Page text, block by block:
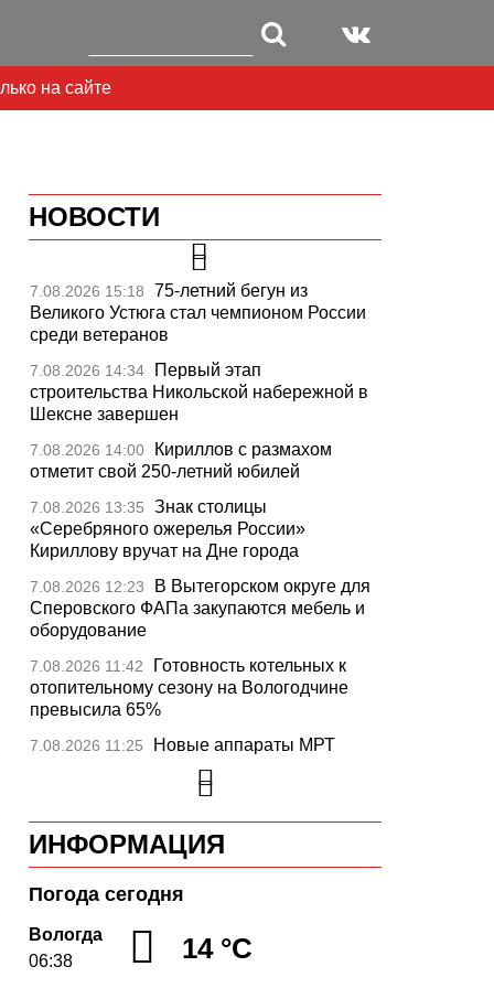
на сайте
НОВОСТИ
7.08.2026 15:18
75-летний бегун из
Великого Устюга стал чемпионом России
среди ветеранов
7.08.2026 14:34
Первый этап
строительства Никольской набережной в
Шексне завершен
7.08.2026 14:00
Кириллов с размахом
отметит свой 250-летний юбилей
7.08.2026 13:35
Знак столицы
«Серебряного ожерелья России»
Кириллову вручат на Дне города
7.08.2026 12:23
В Вытегорском округе для
Сперовского ФАПа закупаются мебель и
оборудование
7.08.2026 11:42
Готовность котельных к
отопительному сезону на Вологодчине
превысила 65%
7.08.2026 11:25
Новые аппараты МРТ
установят в двух медучреждениях
Вологодской области
7.08.2026 10:41 В Устюжне отметят 774-
летие города фестивалем кузнечного
мастерства
7.08.2026 10:18 Вологодская область
уверенно шагает в цифровое будущее
7.08.2026 09:49
На Вологодчине подвели
ИНФОРМАЦИЯ
Погода сегодня
Вологда
06:38
14 °C